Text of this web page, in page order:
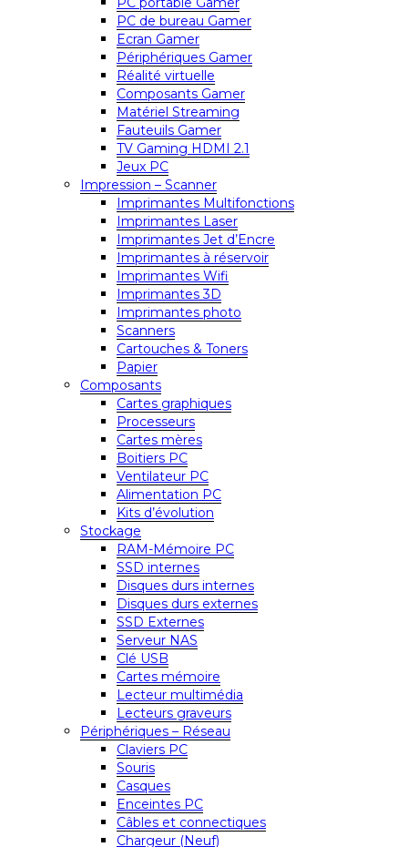
PC de bureau Gamer
Ecran Gamer
Périphériques Gamer
Réalité virtuelle
Composants Gamer
Matériel Streaming
Fauteuils Gamer
TV Gaming HDMI 2.1
Jeux PC
Impression – Scanner
Imprimantes Multifonctions
Imprimantes Laser
Imprimantes Jet d’Encre
Imprimantes à réservoir
Imprimantes Wifi
Imprimantes 3D
Imprimantes photo
Scanners
Cartouches & Toners
Papier
Composants
Cartes graphiques
Processeurs
Cartes mères
Boitiers PC
Ventilateur PC
Alimentation PC
Kits d’évolution
Stockage
RAM-Mémoire PC
SSD internes
Disques durs internes
Disques durs externes
SSD Externes
Serveur NAS
Clé USB
Cartes mémoire
Lecteur multimédia
Lecteurs graveurs
Périphériques – Réseau
Claviers PC
Souris
Casques
Enceintes PC
Câbles et connectiques
Chargeur (Neuf)